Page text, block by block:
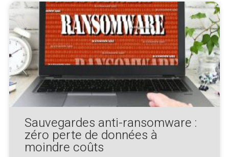
Sauvegardes anti-ransomware :
zéro perte de données à
moindre coûts